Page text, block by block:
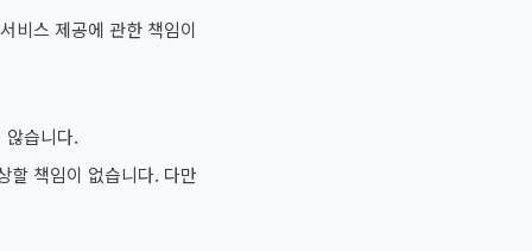
비스 제공에 관한 책임이
않습니다.
할 책임이 없습니다. 다만